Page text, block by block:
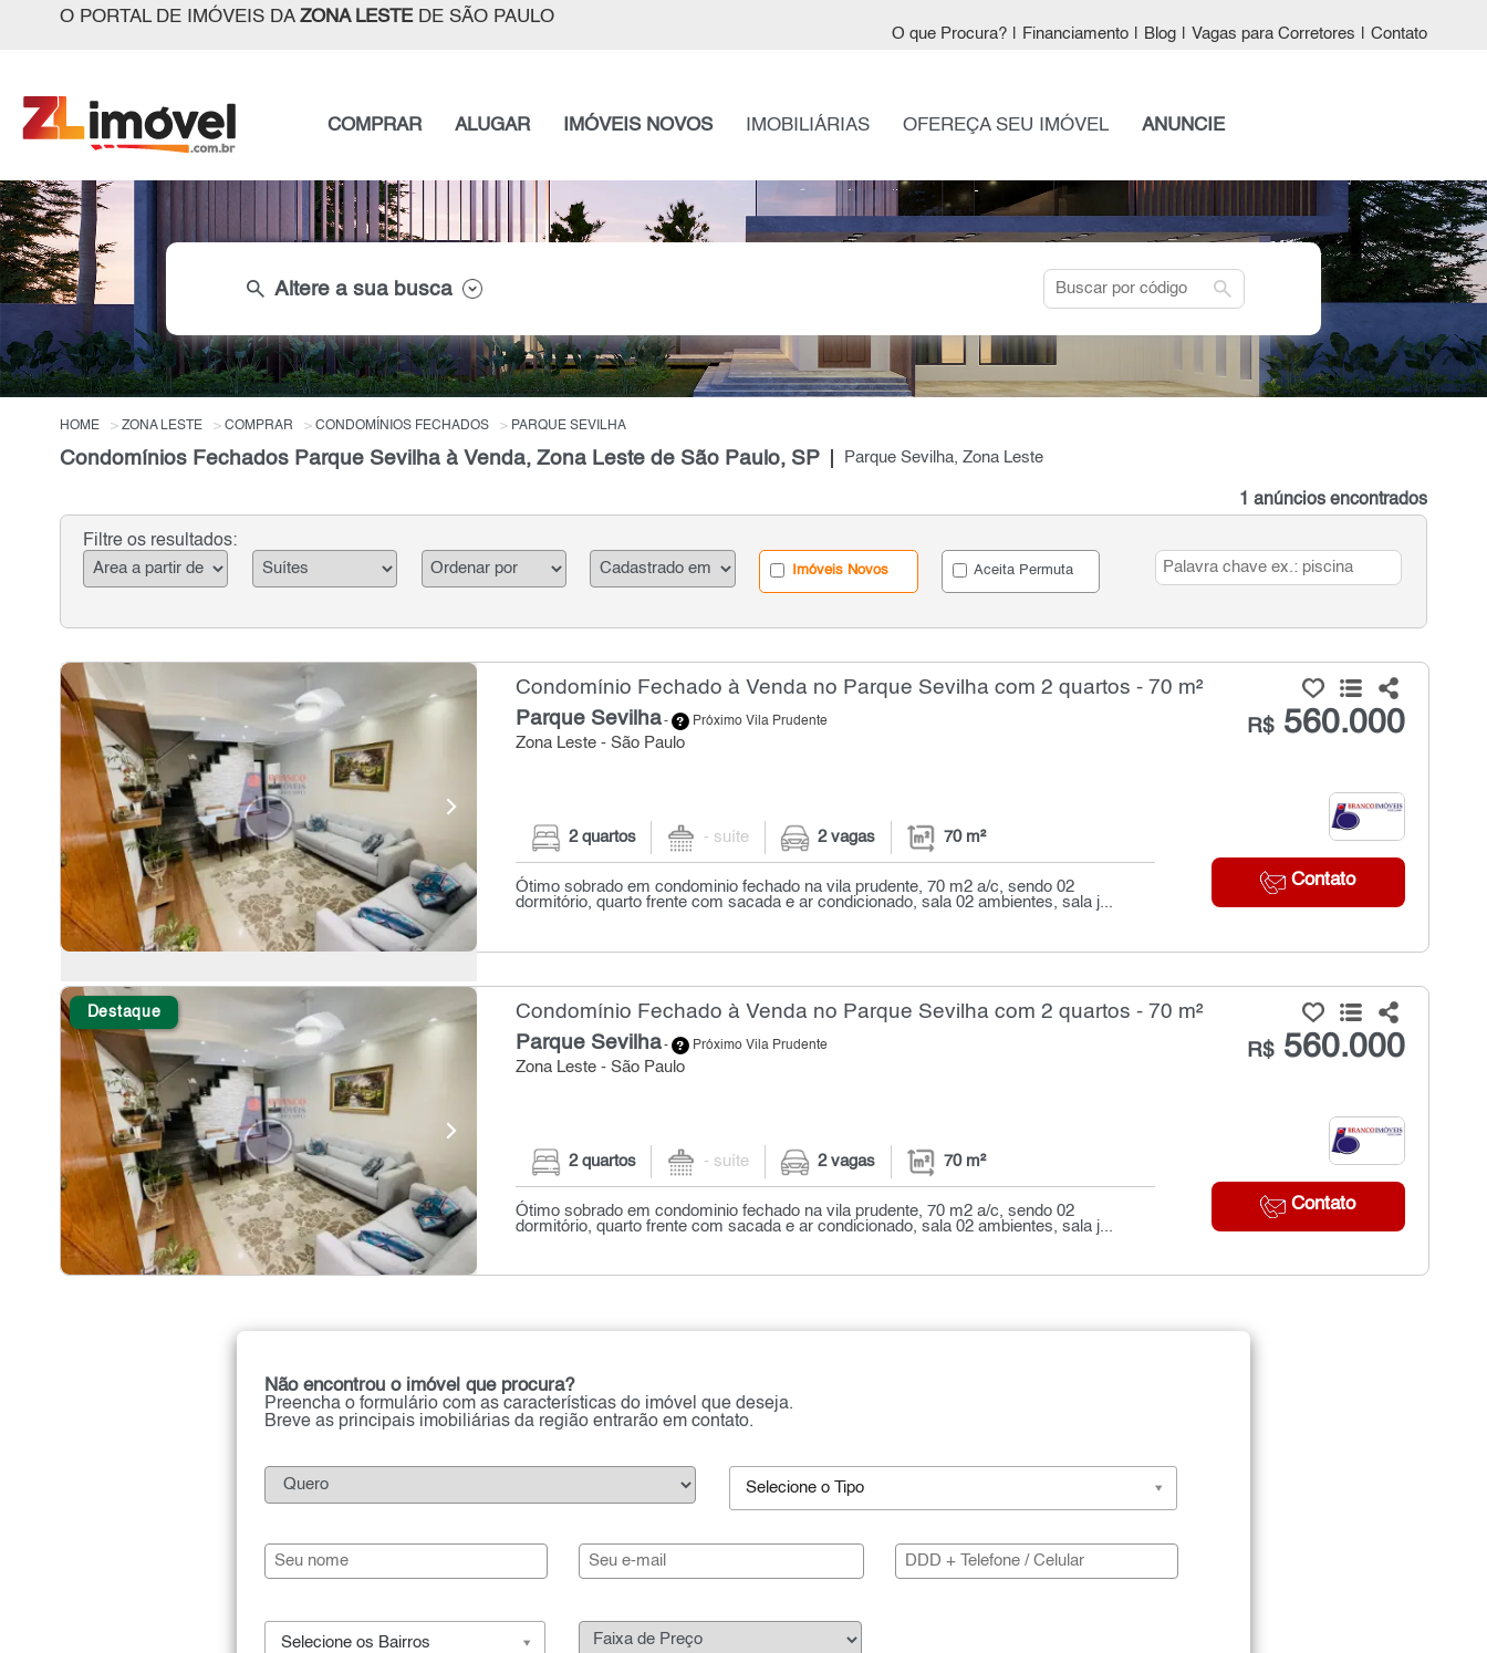
O PORTAL DE IMÓVEIS DA ZONA LESTEDE SÃO PAULO
O que Procura? Financiamento Blog Vagas para Corretores Contato
COMPRAR ALUGAR IMÓVEIS NOVOS IMOBILIÁRIAS OFEREÇA SEU IMÓVEL ANUNCIE
search Altere a sua busca search
HOME ZONA LESTE COMPRAR CONDOMÍNIOS FECHADOS PARQUE SEVILHA
Condomínios Fechados Parque Sevilha à Venda, Zona Leste de São Paulo, SP Parque Sevilha, Zona Leste
1 anúncios encontrados
Filtre os resultados:
Imóveis Novos Aceita Permuta
Condomínio Fechado à Venda no Parque Sevilha com 2 quartos - 70 m²
Parque Sevilha- Próximo Vila Prudente
Zona Leste - São Paulo
R$560.000
Contato
2 quartos - suíte 2 vagas 70 m²
Ótimo sobrado em condominio fechado na vila prudente, 70 m2 a/c, sendo 02
dormitório, quarto frente com sacada e ar condicionado, sala 02 ambientes, sala j...
Destaque Condomínio Fechado à Venda no Parque Sevilha com 2 quartos - 70 m²
Parque Sevilha- Próximo Vila Prudente
Zona Leste - São Paulo
R$560.000
Contato
2 quartos - suíte 2 vagas 70 m²
Ótimo sobrado em condominio fechado na vila prudente, 70 m2 a/c, sendo 02
dormitório, quarto frente com sacada e ar condicionado, sala 02 ambientes, sala j...
Não encontrou o imóvel que procura?
Preencha o formulário com as características do imóvel que deseja.
Breve as principais imobiliárias da região entrarão em contato.
Selecione o Tipo
Selecione os Bairros